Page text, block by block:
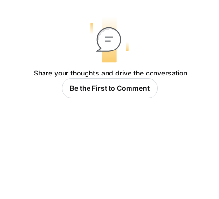
Share your thoughts and drive the conversation.
Be the First to Comment